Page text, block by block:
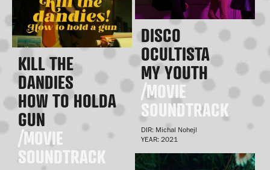
DISCO
OCULTISTA
MY YOUTH
/MOVIE
SOUNDTRACK
DIR: Michal Nohejl
YEAR: 2021
KILL THE
DANDIES
HOW TO HOLDA
GUN
/MOVIE
SOUNDTRACK